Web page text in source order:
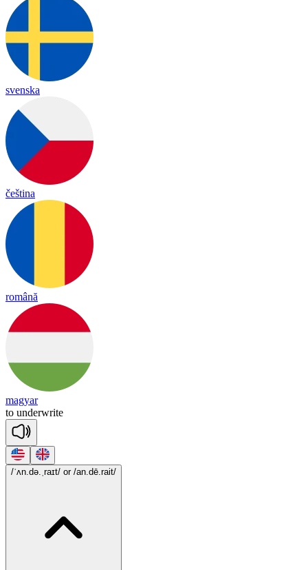
svenska
čeština
română
magyar
to underwrite
/ˈʌn.də.ˌraɪt/ or /an.dē.rait/